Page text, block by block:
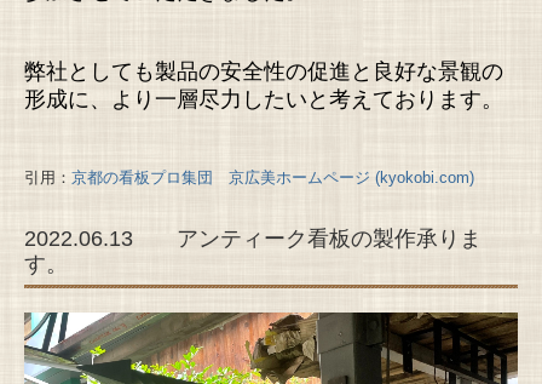
弊社としても製品の安全性の促進と良好な景観の
形成に、より一層尽力したいと考えております。
引用： 京都の看板プロ集団 京広美ホームページ (kyokobi.com)
2022.06.13 アンティーク看板の製作承りま
す。